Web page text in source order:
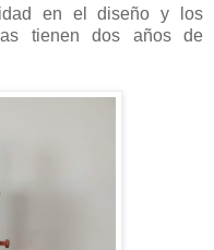
en el diseño y los
tienen dos años de